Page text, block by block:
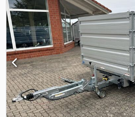
vare de fällbara och avtagbara
sidan eller bakifrån. Lasten kan tippas
elektrisk hydraulik. Personbilssläpet är
fällbara och avtagbara aluminiumlämmar,
elektrisk hydraulik med batteri,
surrningsöglor, helsvetsad
Mot tillägg finns även tipptillbehör
uppsättningslämmar, högkapell,
batteriladdare, körramper och bakstöd
Aafoha